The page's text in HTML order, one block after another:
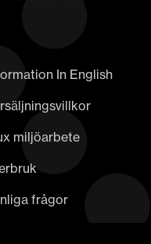
In English
miljöarbete
frågor